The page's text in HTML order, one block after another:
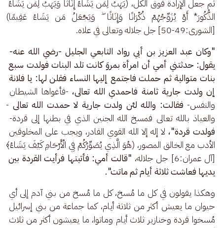
ثم جعل الإرادة فوق الكل، (يَهَبُ لِمَن يَشَاءُ إِنَاثًا وَيَهَبُ لِمَن يَشَاءُ
الذُّكُورَ* أَوْ يُزَوِّجُهُمْ ذُكْرَانًا وَإِنَاثًا ۖ وَيَجْعَلُ مَن يَشَاءُ عَقِيمًا)
[الشورى:49-50] جل جلاله وتعالى في علاه.
"وكان عبد العزيز بن أبي رواد التابعي الجليل -رضي الله عنه-
يقول: حدثتني أمي أن امرأة بمروَ كانت تلد البنات فولدت سبع
بنات متوالية ثم حملت فاجتمع إليها النساء فقلن لها: يا فلانة
إن ولدت جارية ثامنة فاحمدي الله تعالى، -فأغواها الشيطان
والنفس- فقالت: والله لئن ولدت جارية لا حمدت الله تعالى -
والعياذ بالله تعالى فمسخ الله الجنين الذي في بطنها إلى قردة-
فولدت قردة"، لا إله إلا الله القوي القادر، ويجب على المخلوقين
الأدب مع الخالق المصور، (هُوَ الَّذِي يُصَوِّرُكُمْ فِي الْأَرْحَامِ كَيْفَ يَشَاءُ﴾
[آل عمران:6] جل جلاله،
"قالت أمي: فأتيتها فرأيت القردة بين
يديها فعاشت ثلاثة أيام ثم ماتت".
وهكذا يقولون في كل ما مُسخ، كل ما مُسخ من بني آدم إلى أي
حيوان ما يعيش أكثر من ثلاثة أيام، كما جماعة من بني إسرائيل
مُسخوا قردة وخنازير ثلاث أيام وماتوا، ما يعيشون أكثر من ثلاث